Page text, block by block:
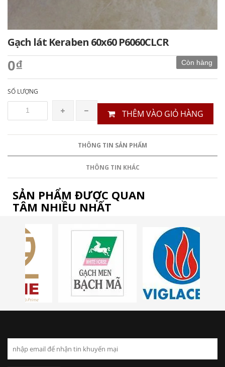
Gạch lát Keraben 60x60 P6060CLCR
Còn hàng
0₫
SỐ LƯỢNG
THÊM VÀO GIỎ HÀNG
THÔNG TIN SẢN PHẨM
THÔNG TIN KHÁC
SẢN PHẨM ĐƯỢC QUAN
TÂM NHIỀU NHẤT